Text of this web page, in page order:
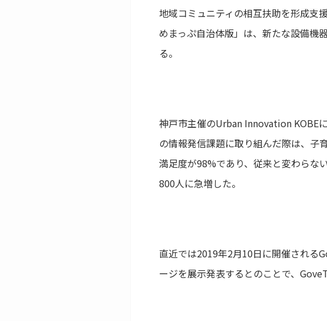
地域コミュニティの相互扶助を形成支
めまっぷ自治体版」は、新たな設備機
る。
神戸市主催のUrban Innovation KOBE
の情報発信課題に取り組んだ際は、子
満足度が98%であり、従来と変わらな
800人に急増した。
直近では2019年2月10日に開催される
ージを展示発表するとのことで、